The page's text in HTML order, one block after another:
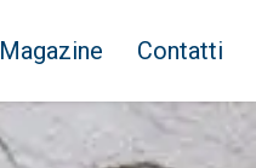
Magazine Contatti